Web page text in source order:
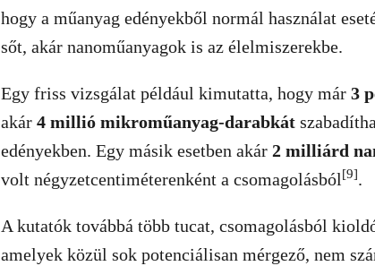
hogy a műanyag edényekből normál használat
sőt, akár nanoműanyagok is az élelmiszerekbe.
Egy friss vizsgálat például kimutatta, hogy már 3
akár 4 millió mikroműanyag-darabkát
edényekben. Egy másik esetben akár 2 milliárd
volt négyzetcentiméterenként a csomagolásból[9].
A kutatók továbbá több tucat, csomagolásból
amelyek közül sok potenciálisan mérgező, nem